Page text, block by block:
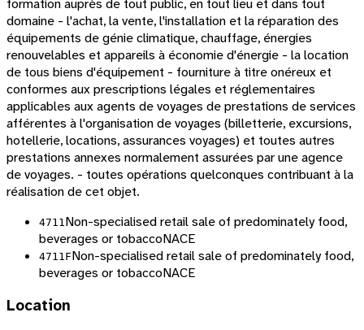
formation auprès de tout public, en tout lieu et dans tout
domaine - l'achat, la vente, l'installation et la réparation des
équipements de génie climatique, chauffage, énergies
renouvelables et appareils à économie d'énergie - la location
de tous biens d'équipement - fourniture à titre onéreux et
conformes aux prescriptions légales et réglementaires
applicables aux agents de voyages de prestations de services
afférentes à l'organisation de voyages (billetterie, excursions,
hotellerie, locations, assurances voyages) et toutes autres
prestations annexes normalement assurées par une agence
de voyages. - toutes opérations quelconques contribuant à la
réalisation de cet objet.
4711 Non-specialised retail sale of predominately food,
beverages or tobaccoNACE
4711FNon-specialised retail sale of predominately food,
beverages or tobaccoNACE
Location